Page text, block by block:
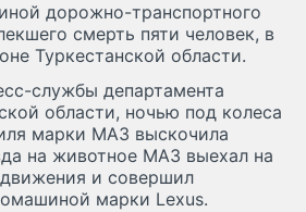
дорожно-транспортного
смерть пяти человек, в
Туркестанской области.
службы департамента
области, ночью под колеса
марки МАЗ выскочила
на животное МАЗ выехал на
и совершил
марки Lexus.